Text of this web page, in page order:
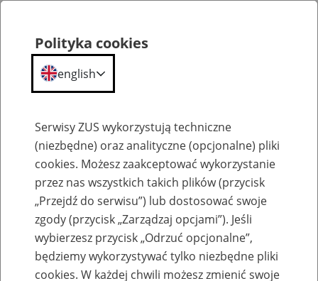
Komunikaty
Polityka cookies
english
Serwisy ZUS wykorzystują techniczne
(niezbędne) oraz analityczne (opcjonalne) pliki
cookies. Możesz zaakceptować wykorzystanie
przez nas wszystkich takich plików (przycisk
„Przejdź do serwisu”) lub dostosować swoje
zgody (przycisk „Zarządzaj opcjami”). Jeśli
wybierzesz przycisk „Odrzuć opcjonalne”,
będziemy wykorzystywać tylko niezbędne pliki
cookies. W każdej chwili możesz zmienić swoje